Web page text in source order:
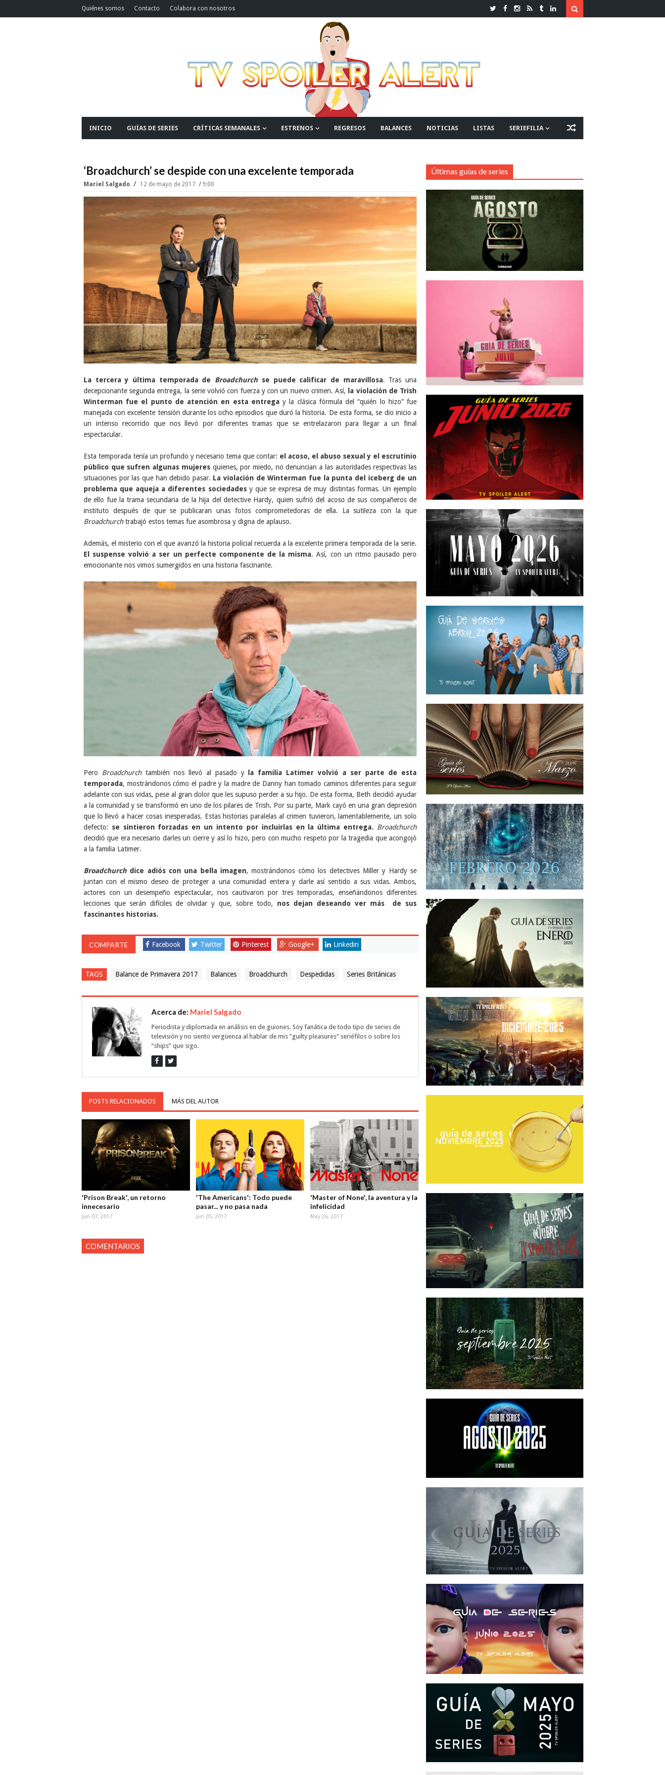
Quiénes somos Contacto Colabora con nosotros
INICIO GUÍAS DE SERIES CRÍTICAS SEMANALES ESTRENOS REGRESOS BALANCES NOTICIAS LISTAS SERIEFILIA
‘Broadchurch’ se despide con una excelente temporada
Mariel Salgado 12 de mayo de 2017 9:00
La tercera y última temporada de Broadchurch se puede calificar de maravillosa. Tras una
decepcionante segunda entrega, la serie volvió con fuerza y con un nuevo crimen. Así, la violación de Trish
Winterman fue el punto de atención en esta entregay la clásica fórmula del “quién lo hizo” fue
manejada con excelente tensión durante los ocho episodios que duró la historia. De esta forma, se dio inicio a
un intenso recorrido que nos llevó por diferentes tramas que se entrelazaron para llegar a un final
espectacular.
Esta temporada tenía un profundo y necesario tema que contar: el acoso, el abuso sexual y el escrutinio
público que sufren algunas mujeresquienes, por miedo, no denuncian a las autoridades respectivas las
situaciones por las que han debido pasar. La violación de Winterman fue la punta del iceberg de un
problema que aqueja a diferentes sociedadesy que se expresa de muy distintas formas. Un ejemplo
de ello fue la trama secundaria de la hija del detective Hardy, quien sufrió del acoso de sus compañeros de
instituto después de que se publicaran unas fotos comprometedoras de ella. La sutileza con la que
Broadchurchtrabajó estos temas fue asombrosa y digna de aplauso.
Además, el misterio con el que avanzó la historia policial recuerda a la excelente primera temporada de la serie.
El suspense volvió a ser un perfecte componente de la misma. Así, con un ritmo pausado pero
emocionante nos vimos sumergidos en una historia fascinante.
Pero Broadchurchtambién nos llevó al pasado y
la familia Latimer volvió a ser parte de esta
temporada, mostrándonos cómo el padre y la madre de Danny han tomado caminos diferentes para seguir
adelante con sus vidas, pese al gran dolor que les supuso perder a su hijo. De esta forma, Beth decidió ayudar
a la comunidad y se transformó en uno de los pilares de Trish. Por su parte, Mark cayó en una gran depresión
que lo llevó a hacer cosas inesperadas. Estas historias paralelas al crimen tuvieron, lamentablemente, un solo
defecto: se sintieron forzadas en un intento por incluirlas en la última entrega. Broadchurch
decidió que era necesario darles un cierre y así lo hizo, pero con mucho respeto por la tragedia que acongojó
a la familia Latimer.
Broadchurchdice adiós con una bella imagen, mostrándonos cómo los detectives Miller y Hardy se
juntan con el mismo deseo de proteger a una comunidad entera y darle así sentido a sus vidas. Ambos,
actores con un desempeño espectacular, nos cautivaron por tres temporadas, enseñándonos diferentes
lecciones que serán difíciles de olvidar y que, sobre todo, nos dejan deseando ver más de sus
fascinantes historias.
COMPARTE Facebook Twitter Pinterest Google+ Linkedin
TAGS Balance de Primavera 2017 Balances Broadchurch Despedidas Series Británicas
Acerca de: Mariel Salgado
Periodista y diplomada en análisis en de guiones. Soy fanática de todo tipo de series de
televisión y no siento vergüenza al hablar de mis "guilty pleasures" seriéfilos o sobre los
“ships” que sigo.
POSTS RELACIONADOS MÁS DEL AUTOR
'Prison Break', un retorno
innecesario
Jun 07, 2017
'The Americans': Todo puede
pasar... y no pasa nada
Jun 05, 2017
'Master of None', la aventura y la
infelicidad
May 26, 2017
COMENTARIOS
Últimas guías de series